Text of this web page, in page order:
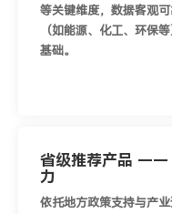
等关键维度，数据客观
（如能源、化工、环保
基础。
省级推荐产品 ——
力
依托地方政策支持与产